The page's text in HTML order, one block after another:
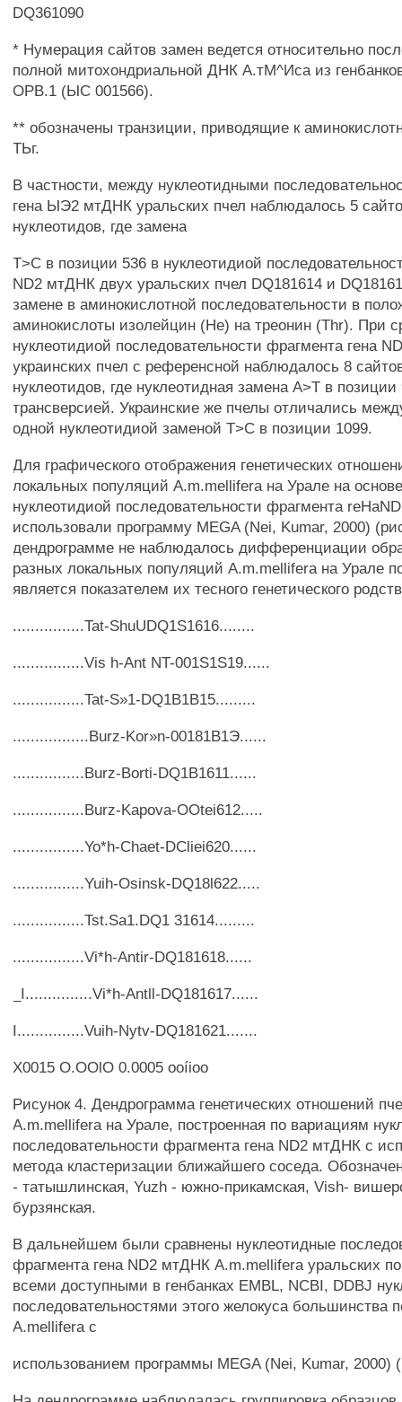
DQ361090
* Нумерация сайтов замен ведется относительно
полной митохондриальной ДНК А.тМ^Иса из
ОРВ.1 (ЫС 001566).
** обозначены транзиции, приводящие к
ТЬг.
В частности, между нуклеотидными
гена ЫЭ2 мтДНК уральских пчел наблюдалось 5
нуклеотидов, где замена
Т>С в позиции 536 в нуклеотидиой
ND2 мтДНК двух уральских пчел DQ181614 и
замене в аминокислотной последовательности в
аминокислоты изолейцин (Не) на треонин (Thr). При
нуклеотидиой последовательности фрагмента гена
украинских пчел с референсной наблюдалось 8
нуклеотидов, где нуклеотидная замена А>Т в
трансверсией. Украинские же пчелы отличались
одной нуклеотидиой заменой Т>С в позиции 1099.
Для графического отображения генетических
локальных популяций A.m.mellifera на Урале на
нуклеотидиой последовательности фрагмента
использовали программу MEGA (Nei, Kumar, 2000)
дендрограмме не наблюдалось дифференциации
разных локальных популяций A.m.mellifera на Урале
является показателем их тесного генетического
................Tat-ShuUDQ1S1616........
................Vis h-Ant NT-001S1S19......
................Tat-S»1-DQ1B1B15.........
.................Burz-Kor»n-00181B1Э......
................Burz-Borti-DQ1B1611......
................Burz-Kapova-OOtei612.....
................Yo*h-Chaet-DCliei620......
................Yuih-Osinsk-DQ18l622.....
................Tst.Sa1.DQ1 31614.........
................Vi*h-Antir-DQ181618......
_I...............Vi*h-Antll-DQ181617......
I...............Vuih-Nytv-DQ181621.......
X0015 O.OOlO 0.0005 ooíioo
Рисунок 4. Дендрограмма генетических отношений
A.m.mellifera на Урале, построенная по вариациям
последовательности фрагмента гена ND2 мтДНК с
метода кластеризации ближайшего соседа.
- татышлинская, Yuzh - южно-прикамская, Vish-
бурзянская.
В дальнейшем были сравнены нуклеотидные
фрагмента гена ND2 мтДНК A.m.mellifera уральских
всеми доступными в генбанках EMBL, NCBI, DDBJ
последовательностями этого желокуса большинства
A.mellifera с
использованием программы MEGA (Nei, Kumar, 2000)